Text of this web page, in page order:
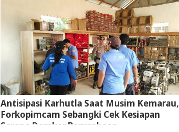
Antisipasi Karhutla Saat Musim Kemarau,
Forkopimcam Sebangki Cek Kesiapan
Sarana Damkar Perusahaan